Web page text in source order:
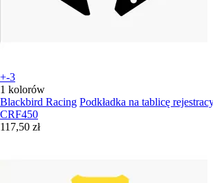
+-3
1 kolorów
Blackbird Racing Podkładka na tablicę
CRF450
117,50 zł